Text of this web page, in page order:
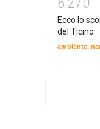
Ecco lo
del Ticino
ambiente,